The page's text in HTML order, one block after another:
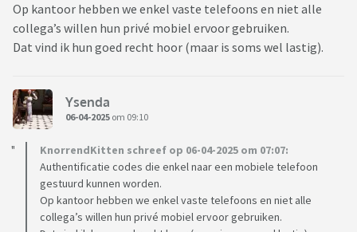
Op kantoor hebben we enkel vaste telefoons en niet alle
collega’s willen hun privé mobiel ervoor gebruiken.
Dat vind ik hun goed recht hoor (maar is soms wel lastig).
Ysenda
06-04-2025 om 09:10
KnorrendKitten schreef op 06-04-2025 om 07:07:
Authentificatie codes die enkel naar een mobiele telefoon
gestuurd kunnen worden.
Op kantoor hebben we enkel vaste telefoons en niet alle
collega’s willen hun privé mobiel ervoor gebruiken.